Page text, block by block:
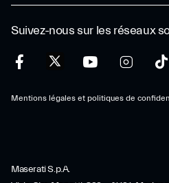
Suivez-nous sur les réseaux
Mentions légales et politiques de
Maserati S.p.A.